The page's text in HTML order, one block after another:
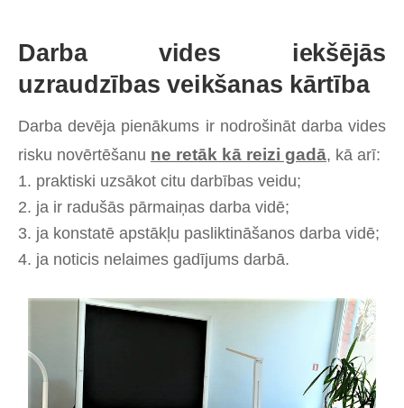
Darba vides iekšējās
uzraudzības veikšanas kārtība
Darba devēja pienākums ir nodrošināt darba vides
risku novērtēšanu ne retāk kā reizi gadā, kā arī:
1. praktiski uzsākot citu darbības veidu;
2. ja ir radušās pārmaiņas darba vidē;
3. ja konstatē apstākļu pasliktināšanos darba vidē;
4. ja noticis nelaimes gadījums darbā.